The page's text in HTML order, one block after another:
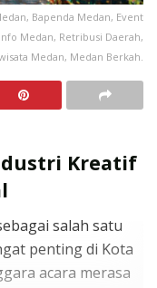
Bapenda Medan, Event
Medan, Retribusi Daerah,
Medan, Medan Berkah.
Kreatif
salah satu
penting di Kota
acara merasa